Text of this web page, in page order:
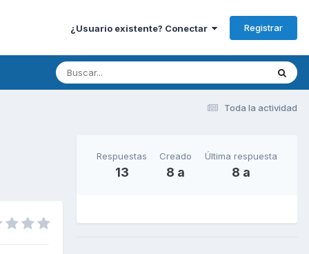
¿Usuario existente? Conectar Registrar
Toda la actividad
Respuestas
13
Creado
8 a
Última respuesta
8 a